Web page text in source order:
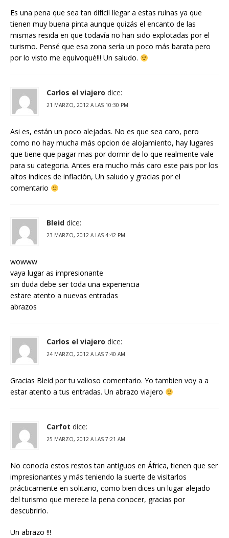
Es una pena que sea tan difícil llegar a estas ruínas ya que
tienen muy buena pinta aunque quizás el encanto de las
mismas resida en que todavía no han sido explotadas por el
turismo. Pensé que esa zona sería un poco más barata pero
por lo visto me equivoqué!!! Un saludo.
Carlos el viajero dice:
21 MARZO, 2012 A LAS 10:30 PM
Asi es, están un poco alejadas. No es que sea caro, pero
como no hay mucha más opcion de alojamiento, hay lugares
que tiene que pagar mas por dormir de lo que realmente vale
para su categoria. Antes era mucho más caro este pais por los
altos indices de inflación, Un saludo y gracias por el
comentario
Bleid dice:
23 MARZO, 2012 A LAS 4:42 PM
wowww
vaya lugar as impresionante
sin duda debe ser toda una experiencia
estare atento a nuevas entradas
abrazos
Carlos el viajero dice:
24 MARZO, 2012 A LAS 7:40 AM
Gracias Bleid por tu valioso comentario. Yo tambien voy a a
estar atento a tus entradas. Un abrazo viajero
Carfot dice:
25 MARZO, 2012 A LAS 7:21 AM
No conocía estos restos tan antiguos en África, tienen que ser
impresionantes y más teniendo la suerte de visitarlos
prácticamente en solitario, como bien dices un lugar alejado
del turismo que merece la pena conocer, gracias por
descubrirlo.
Un abrazo !!!